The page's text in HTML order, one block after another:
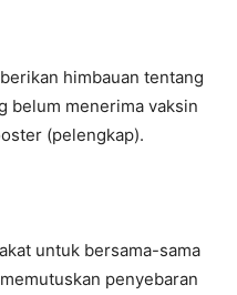
himbauan tentang
belum menerima vaksin
(pelengkap).
untuk bersama-sama
penyebaran